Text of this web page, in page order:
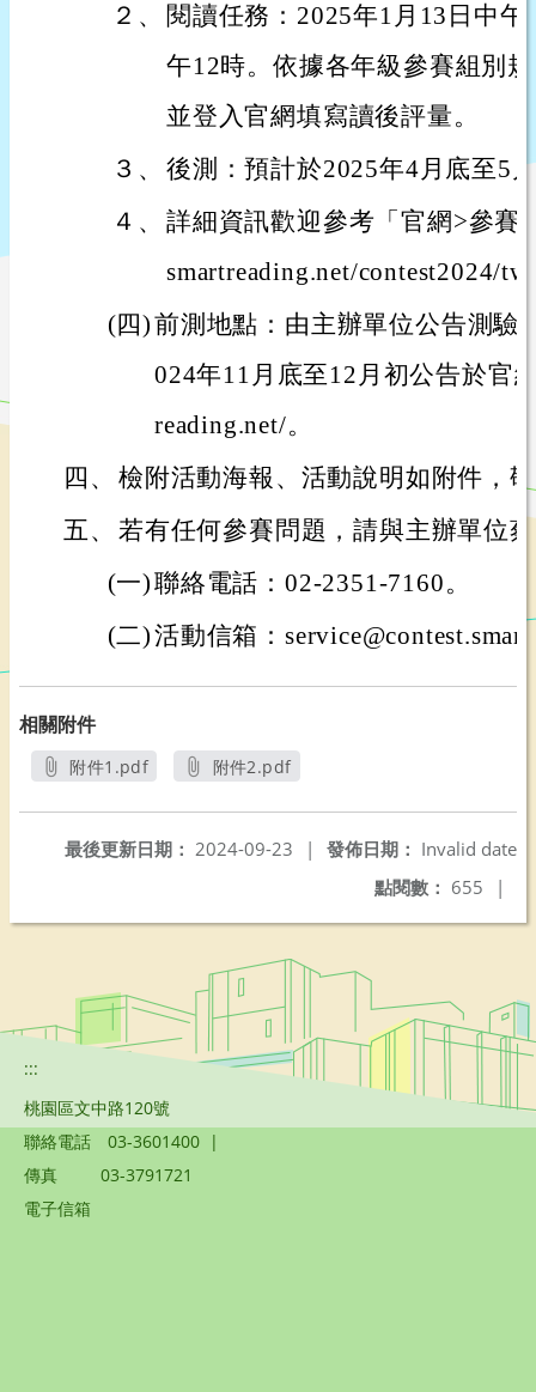
２、
閱讀任務：2025年1月13日中
午12時。依據各年級參賽組別
並登入官網填寫讀後評量。
３、 後測：預計於2025年4月底至5
４、 詳細資訊歡迎參考「官網>參賽
smartreading.net/contest2024/
(四)前測地點：由主辦單位公告測驗
024年11月底至12月初公告於官
reading.net/。
四、 檢附活動海報、活動說明如附件，
五、 若有任何參賽問題，請與主辦單位
(一)聯絡電話：02-2351-7160。
(二)活動信箱：
相關附件
附件1.pdf
附件2.pdf
發佈日期： Invalid date
最後更新日期： 2024-09-23
|
點閱數： 655 |
:::
桃園區文中路120號
聯絡電話
03-3601400 |
傳真
03-3791721
電子信箱